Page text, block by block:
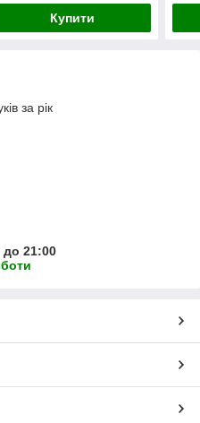
Купити
за рік
до 21:00